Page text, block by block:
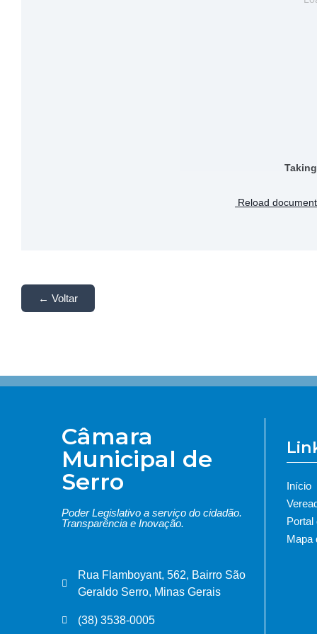
Reload document
← Voltar
Câmara
Municipal de
Serro
Poder Legislativo a serviço do cidadão.
Transparência e Inovação.
Rua Flamboyant, 562, Bairro São
Geraldo Serro, Minas Gerais
(38) 3538-0005
Início
Portal
Mapa